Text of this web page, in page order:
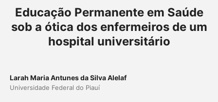
Educação Permanente em Saúde
sob a ótica dos enfermeiros de um
hospital universitário
Larah Maria Antunes da Silva Alelaf
Universidade Federal do Piauí